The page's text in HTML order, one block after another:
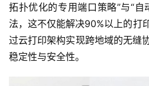
拓扑优化的专用端口策略”与“自
法，这不仅能解决90%以上的打
过云打印架构实现跨地域的无缝
稳定性与安全性。